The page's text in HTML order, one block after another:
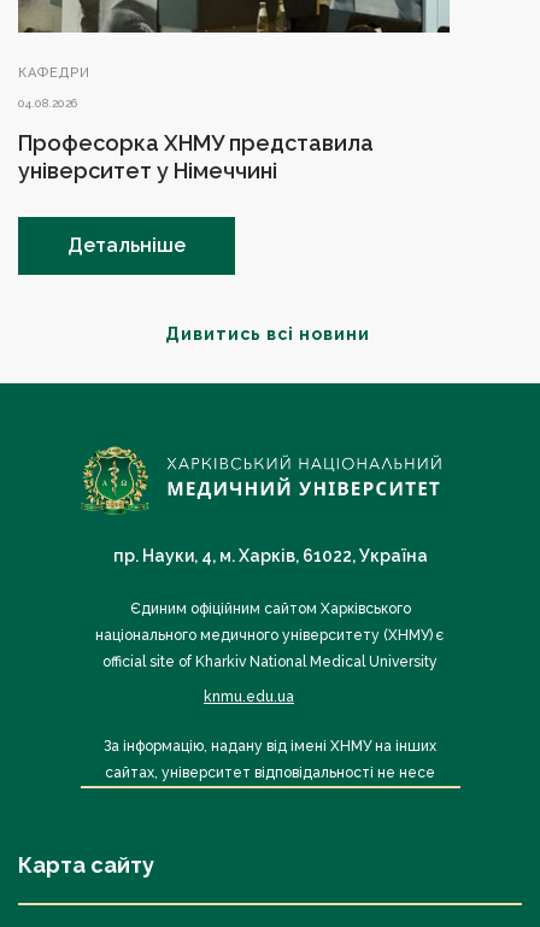
Дивитись всі новини
КАФЕДРИ
04.08.2026
Професорка ХНМУ представила
університет у Німеччині
Детальніше
пр. Науки, 4, м. Харків, 61022, Україна
Єдиним офіційним сайтом Харківського
національного медичного університету (ХНМУ) є
official site of Kharkiv National Medical University
knmu.edu.ua
За інформацію, надану від імені ХНМУ на інших
сайтах, університет відповідальності не несе
Карта сайту